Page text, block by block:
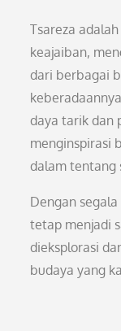
Tsareza
keajaiban,
dari berbagai
daya tarik dan
menginspirasi
dalam tentang
Dengan
tetap menjadi
dieksplorasi
budaya yang